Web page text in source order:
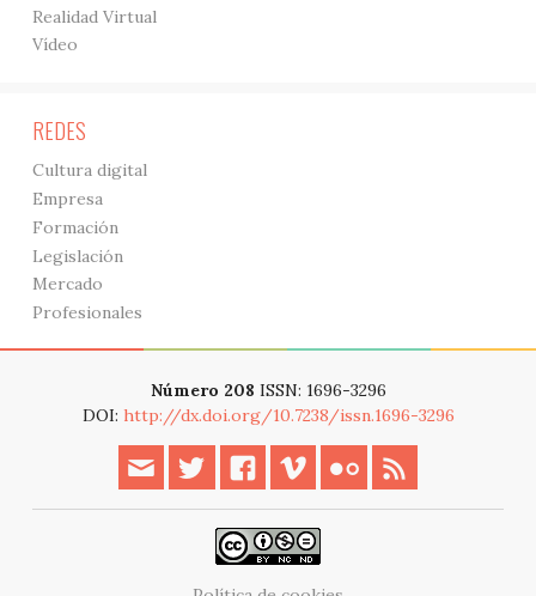
Realidad Virtual
Vídeo
REDES
Cultura digital
Empresa
Formación
Legislación
Mercado
Profesionales
Número 208 ISSN: 1696-3296
DOI: http://dx.doi.org/10.7238/issn.1696-3296